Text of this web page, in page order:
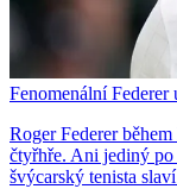
Fenomenální
Roger Federer
čtyřhře. Ani jediný po
švýcarský tenista